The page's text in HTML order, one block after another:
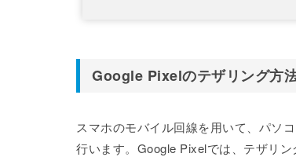
Google Pixelのテザリング方
スマホのモバイル回線を用いて、パソ
行います。Google Pixelでは、テザリ